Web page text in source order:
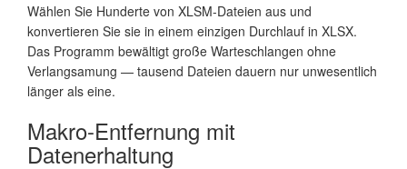
Wählen Sie Hunderte von XLSM-Dateien aus und
konvertieren Sie sie in einem einzigen Durchlauf in XLSX.
Das Programm bewältigt große Warteschlangen ohne
Verlangsamung — tausend Dateien dauern nur unwesentlich
länger als eine.
Makro-Entfernung mit
Datenerhaltung